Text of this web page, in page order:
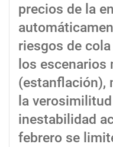
precios de la
riesgos de
los escenarios
(estanflación),
la
inestabilidad
febrero se